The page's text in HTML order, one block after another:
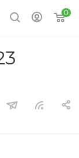
0